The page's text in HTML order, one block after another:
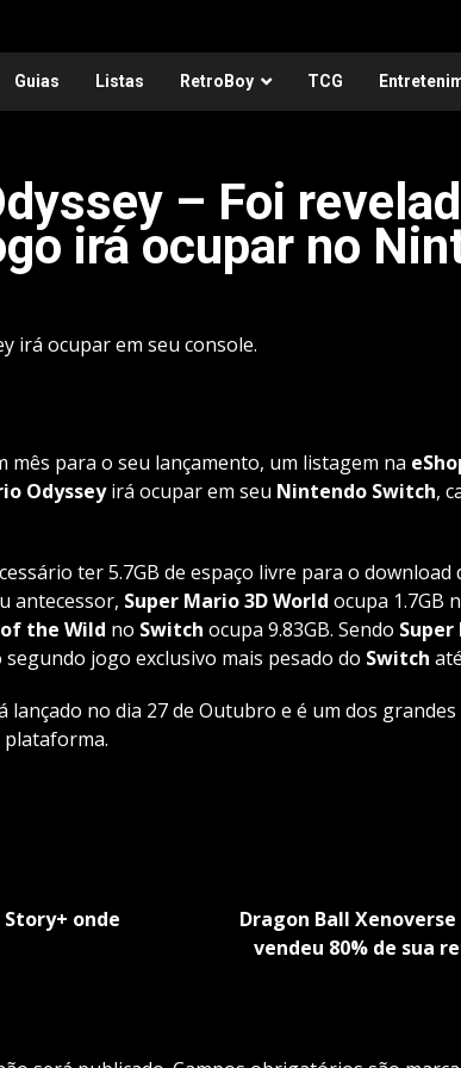
Guias Listas RetroBoy TCG
– Foi
irá ocupar no
irá ocupar em seu console.
mês para o seu lançamento, um listagem na
Odysseyirá ocupar em seu Nintendo Switch,
ter 5.7GB de espaço livre para o download
antecessor, Super Mario 3D World ocupa 1.7GB
the Wild no Switch ocupa 9.83GB. Sendo Super
jogo exclusivo mais pesado do Switch
lançado no dia 27 de Outubro e é um dos
onde
Dragon Ball
vendeu 80% de sua